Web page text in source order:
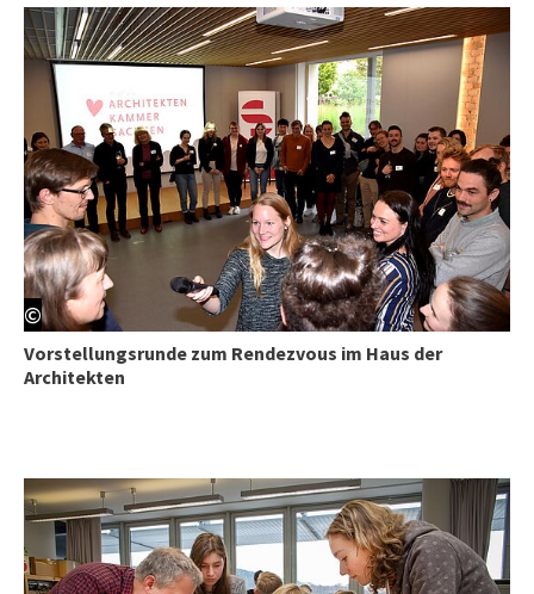
Vorstellungsrunde zum Rendezvous im Haus der
Architekten
©